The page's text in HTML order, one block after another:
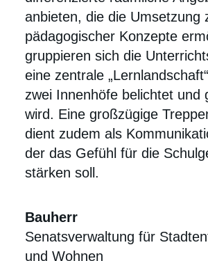
anbieten, die die Umsetzung
pädagogischer Konzepte
gruppieren sich die
eine zentrale
zwei Innenhöfe belichtet und
wird. Eine großzügige
dient zudem als
der das Gefühl für die
stärken soll.
Bauherr
Senatsverwaltung für
und Wohnen